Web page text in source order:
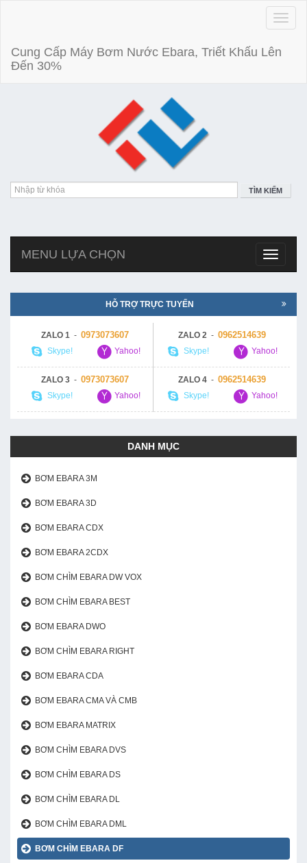
Toggle
Cung Cấp Máy Bơm Nước Ebara, Triết Khấu Lên
Đến 30%
TÌM KIẾM
Toggle
MENU LỰA CHỌN
HỖ TRỢ TRỰC TUYẾN
ZALO 1 - 0973073607
Skype! Yahoo!
ZALO 2- 0962514639
Skype! Yahoo!
ZALO 3 - 0973073607
Skype! Yahoo!
ZALO 4- 0962514639
Skype! Yahoo!
DANH MỤC
BƠM EBARA 3M
BƠM EBARA 3D
BƠM EBARA CDX
BƠM EBARA 2CDX
BƠM CHÌM EBARA DW VOX
BƠM CHÌM EBARA BEST
BƠM EBARA DWO
BƠM CHÌM EBARA RIGHT
BƠM EBARA CDA
BƠM EBARA CMA VÀ CMB
BƠM EBARA MATRIX
BƠM CHÌM EBARA DVS
BƠM CHÌM EBARA DS
BƠM CHÌM EBARA DL
BƠM CHÌM EBARA DML
BƠM CHÌM EBARA DF